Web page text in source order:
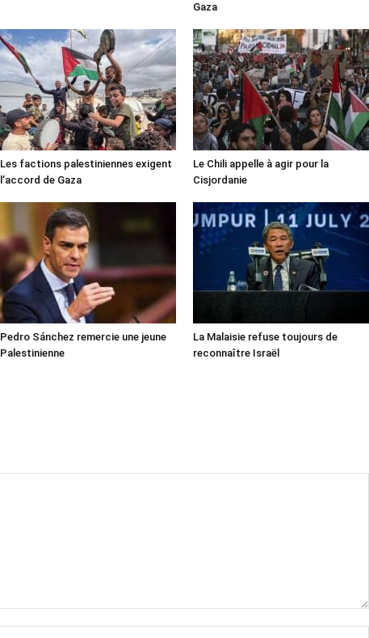
Gaza
Les factions palestiniennes exigent
l’accord de Gaza
Le Chili appelle à agir pour la
Cisjordanie
Pedro Sánchez remercie une jeune
Palestinienne
La Malaisie refuse toujours de
reconnaître Israël